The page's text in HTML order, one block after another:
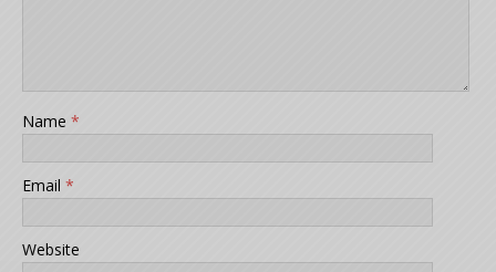
Name *
Email *
Website